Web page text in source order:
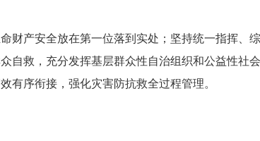
产安全放在第一位落到实处；坚持统一指挥、
自救，充分发挥基层群众性自治组织和公益性社
有序衔接，强化灾害防抗救全过程管理。